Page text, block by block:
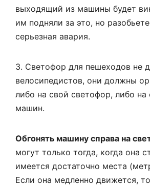
выходящий из машины будет
им подняли за это, но
серьезная авария.
3. Светофор для пешеходов не
велосипедистов, они должны
либо на свой светофор, либо на
машин.
Обгонять машину справа на
могут только тогда, когда она
имеется достаточно места
Если она медленно движется,